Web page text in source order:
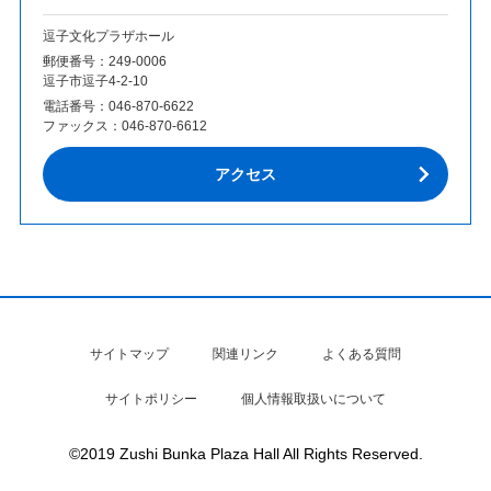
逗子文化プラザホール
郵便番号：249‐0006
逗子市逗子4-2-10
電話番号： 046-870-6622
ファックス： 046-870-6612
アクセス
サイトマップ 関連リンク よくある質問
サイトポリシー 個人情報取扱いについて
©2019 Zushi Bunka Plaza Hall All Rights Reserved.